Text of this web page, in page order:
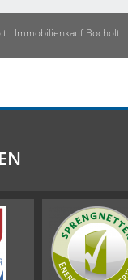
Immobilienkauf Bocholt